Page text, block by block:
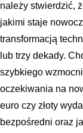
należy stwierdzić,
jakimi staje
transformacją
lub trzy dekady.
szybkiego
oczekiwania na
euro czy złoty
bezpośredni oraz